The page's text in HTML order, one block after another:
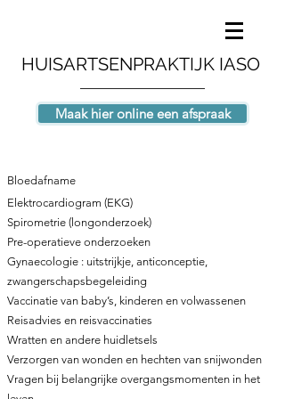
HUISARTSENPRAKTIJK IASO
Maak hier online een afspraak
Bloedafname
Elektrocardiogram (EKG)
Spirometrie (longonderzoek)
Pre-operatieve onderzoeken
Gynaecologie : uitstrijkje, anticonceptie,
zwangerschapsbegeleiding
Vaccinatie van baby’s, kinderen en volwassenen
Reisadvies en reisvaccinaties
Wratten en andere huidletsels
Verzorgen van wonden en hechten van snijwonden
Vragen bij belangrijke overgangsmomenten in het